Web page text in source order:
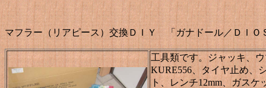
マフラー（リアピース）交換ＤＩＹ 「ガナドール／ＤＩＯ
工具類です。ジャッキ、
KURE556、タイヤ止め、
ト、レンチ12mm、ガスケ